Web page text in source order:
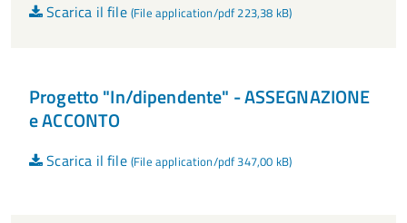
Scarica il file (File application/pdf 223,38 kB)
Progetto "In/dipendente" - ASSEGNAZIONE
e ACCONTO
Scarica il file (File application/pdf 347,00 kB)